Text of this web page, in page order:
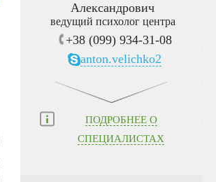
Александрович
ведущий психолог центра
+38 (099) 934-31-08
anton.velichko2
ПОДРОБНЕЕ О
СПЕЦИАЛИСТАХ